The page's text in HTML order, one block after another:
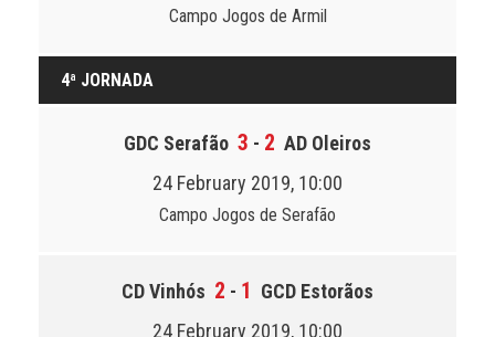
Campo Jogos de Armil
4ª JORNADA
GDC Serafão 3 - 2 AD Oleiros
24 February 2019, 10:00
Campo Jogos de Serafão
CD Vinhós 2 - 1 GCD Estorãos
24 February 2019, 10:00